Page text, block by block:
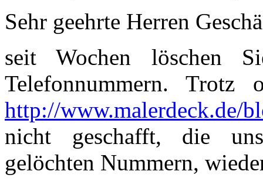
Sehr geehrte Herren
seit Wochen löschen
Telefonnummern. Trotz
http://www.malerdeck.de/
nicht geschafft, die
gelöchten Nummern,